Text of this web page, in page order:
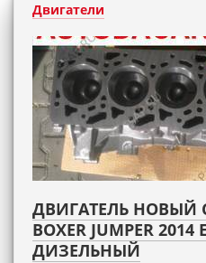
Двигатели
ДВИГАТЕЛЬ НОВЫЙ
BOXER JUMPER 2014
ДИЗЕЛЬНЫЙ